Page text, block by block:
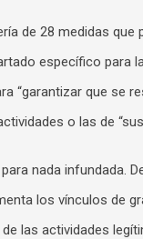
de 28 medidas
específico para
“garantizar que se
o las de
nada infundada.
los vínculos de
las actividades